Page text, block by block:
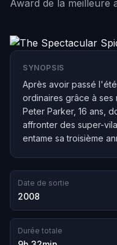
Award de la meilleure
SYNOPSIS
Après avoir passé
ordinaires grâce à
Peter Parker, 16 ans,
affronter des super-
entame sa troisième
Date de sortie
2008
Durée totale